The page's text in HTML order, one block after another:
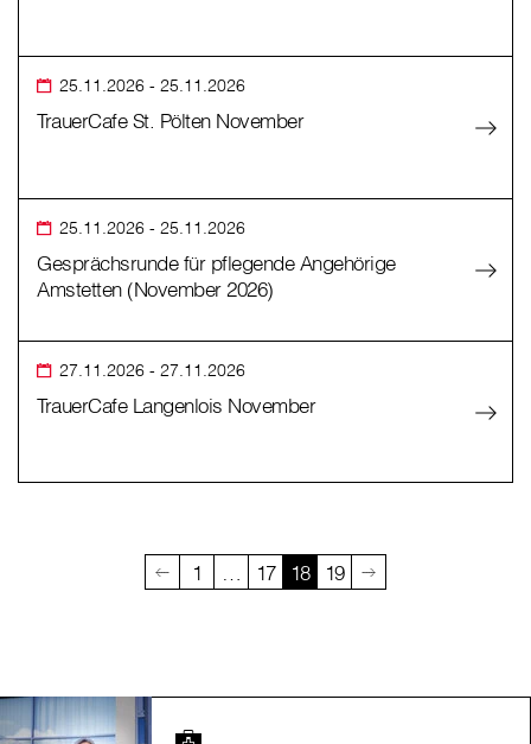
25.11.2026 - 25.11.2026
TrauerCafe St. Pölten November
25.11.2026 - 25.11.2026
Gesprächsrunde für pflegende Angehörige
Amstetten (November 2026)
27.11.2026 - 27.11.2026
TrauerCafe Langenlois November
1 … 17 18 19